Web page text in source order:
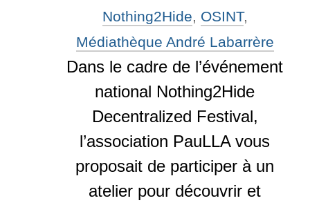
Nothing2Hide, OSINT,
Médiathèque André Labarrère
Dans le cadre de l’événement
national Nothing2Hide
Decentralized Festival,
l’association PauLLA vous
proposait de participer à un
atelier pour découvrir et